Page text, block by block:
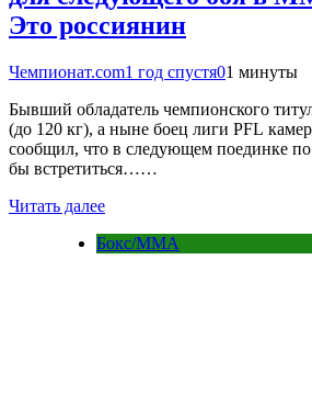
Это россиянин
Чемпионат.com1 год спустя01 минуты
Бывший обладатель чемпионского
(до 120 кг), а ныне боец лиги PFL
сообщил, что в следующем поединке
бы встретиться……
Читать далее
Бокс/MMA